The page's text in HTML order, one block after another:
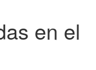
en el